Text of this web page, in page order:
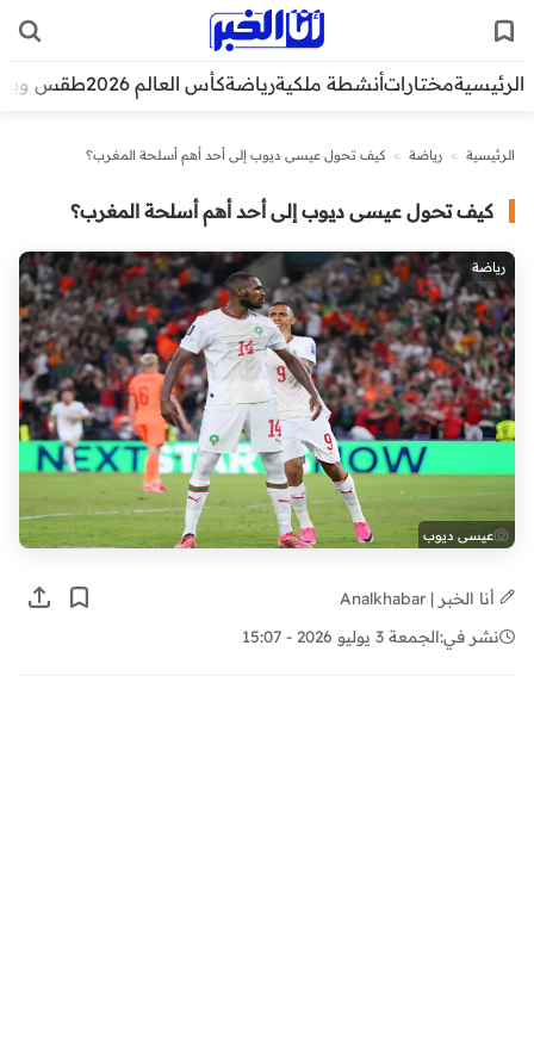
الرئيسيةمختاراتأنشطة ملكيةرياضةكأس العالم 2026 طقس
الرئيسية > رياضة > كيف تحول عيسى ديوب إلى أحد أهم أسلحة المغرب؟
كيف تحول عيسى ديوب إلى أحد أهم أسلحة المغرب؟
رياضة
عيسى ديوب
أنا الخبر | Analkhabar
نشر في:الجمعة 3 يوليو 2026 - 15:07